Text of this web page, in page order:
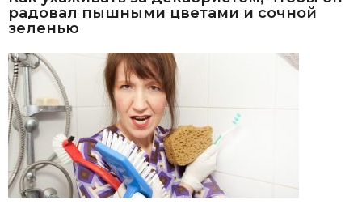
радовал пышными цветами и сочной
зеленью